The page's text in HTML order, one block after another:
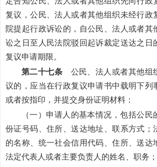
复议，公民、法人或者其他组织未经行政
院提起行政诉讼的，自公民、法人或者其
讼之日至人民法院驳回起诉裁定送达之日
复议申请期限。
第二十七条 公民、法人或者其他组
议的，应当在行政复议申请书中载明下列
或者按指印，并提交身份证明材料：
（一）申请人的基本情况，包括公民
份证号码、住所、送达地址、联系方式；
的名称、统一社会信用代码、住所、送达
法定代表人或者主要负责人的姓名、职务；